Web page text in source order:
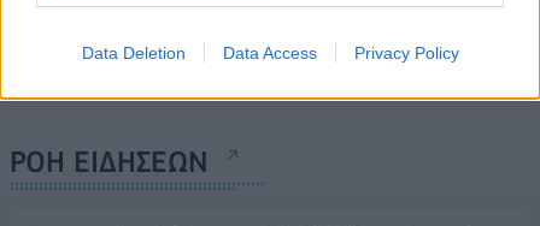
Data Deletion Data Access Privacy Policy
ΡΟΗ ΕΙΔΗΣΕΩΝ